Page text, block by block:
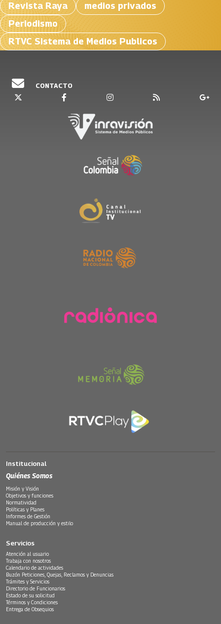
Revista Raya
medios privados
Periodismo
RTVC Sistema de Medios Publicos
CONTACTO
Institucional
Quiénes Somos
Misión y Visión
Objetivos y funciones
Normatividad
Políticas y Planes
Informes de Gestión
Manual de producción y estilo
Servicios
Atención al usuario
Trabaja con nosotros
Calendario de actividades
Buzón Peticiones, Quejas, Reclamos y Denuncias
Trámites y Servicios
Directorio de Funcionarios
Estado de su solicitud
Términos y Condiciones
Entrega de Obsequios